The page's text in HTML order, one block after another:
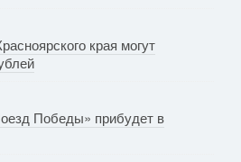
края могут
Победы» прибудет в